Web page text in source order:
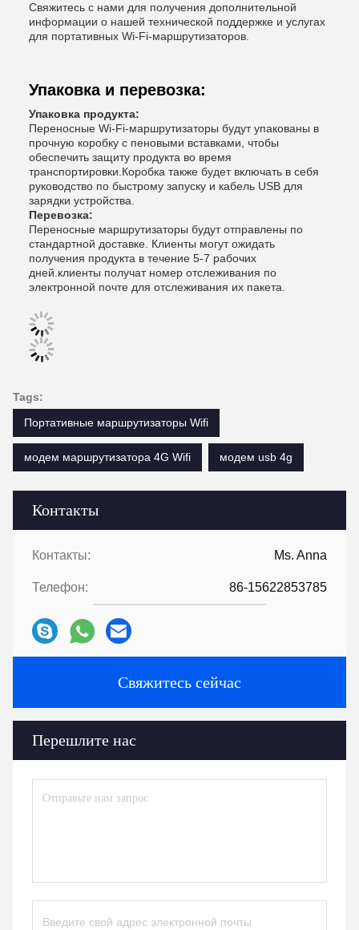
Контакты
Контакты: Ms. Anna
Телефон: 86-15622853785
Свяжитесь сейчас
Перешлите нас
Свяжитесь с нами для получения дополнительной
информации о нашей технической поддержке и услугах
для портативных Wi-Fi-маршрутизаторов.
Упаковка и перевозка:
Упаковка продукта:
Переносные Wi-Fi-маршрутизаторы будут упакованы в
прочную коробку с пеновыми вставками, чтобы
обеспечить защиту продукта во время
транспортировки.Коробка также будет включать в себя
руководство по быстрому запуску и кабель USB для
зарядки устройства.
Перевозка:
Переносные маршрутизаторы будут отправлены по
стандартной доставке. Клиенты могут ожидать
получения продукта в течение 5-7 рабочих
дней.клиенты получат номер отслеживания по
электронной почте для отслеживания их пакета.
Tags:
Портативные маршрутизаторы Wifi
модем маршрутизатора 4G Wifi модем usb 4g